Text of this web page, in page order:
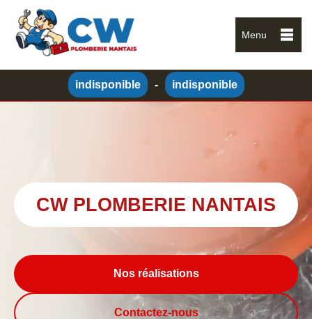
Menu
indisponible - indisponible
CW PLOMBERIE NANTAIS
Nos réalisations
Contactez-nous